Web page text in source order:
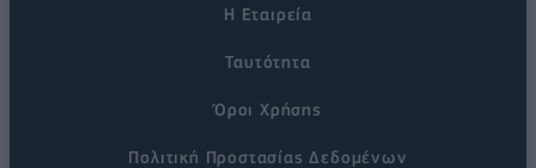
Η Εταιρεία
Ταυτότητα
Όροι Χρήσης
Πολιτική Προστασίας Δεδομένων